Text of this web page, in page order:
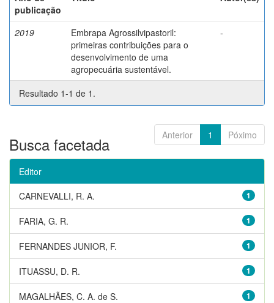
publicação
2019
Embrapa Agrossilvipastoril:
primeiras contribuições para o
desenvolvimento de uma
agropecuária sustentável.
-
Resultado 1-1 de 1.
Anterior 1 Póximo
Busca facetada
Editor
1
CARNEVALLI, R. A.
1
FARIA, G. R.
1
FERNANDES JUNIOR, F.
1
ITUASSU, D. R.
1
MAGALHÃES, C. A. de S.